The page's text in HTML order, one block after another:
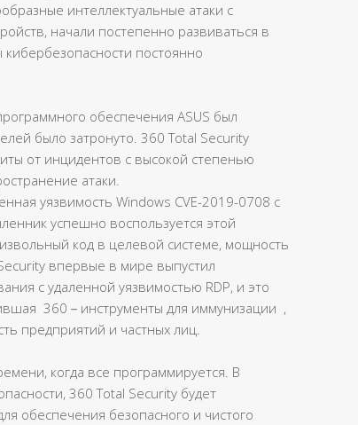
интеллектуальные атаки с
начали постепенно развиваться в
постоянно
обеспечения ASUS был
было затронуто. 360 Total Security
от инцидентов с высокой степенью
атаки.
уязвимость Windows CVE-2019-0708 с
успешно воспользуется этой
код в целевой системе, мощность
впервые в мире выпустил
с удаленной уязвимостью RDP, и это
360－инструменты для иммунизации ,
предприятий и частных лиц.
когда все программируется. В
360 Total Security будет
обеспечения безопасного и чистого